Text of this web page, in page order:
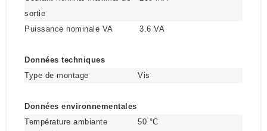
sortie
Puissance nominale VA 3.6 VA
Données techniques
Type de montage
Vis
Données environnementales
Température ambiante
50 °C